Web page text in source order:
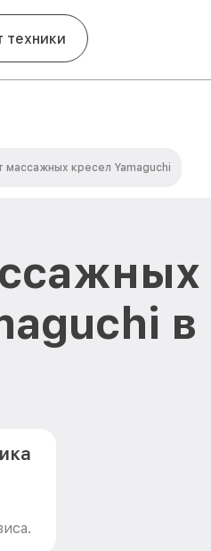
техники
массажных кресел Yamaguchi
в